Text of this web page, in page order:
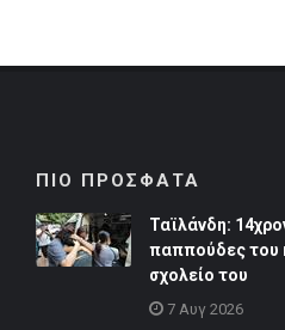
ΠΙΟ ΠΡΟΣΦΑΤΑ
Ταϊλάνδη:
παππούδες του
σχολείο του
7 Αυγ 2026